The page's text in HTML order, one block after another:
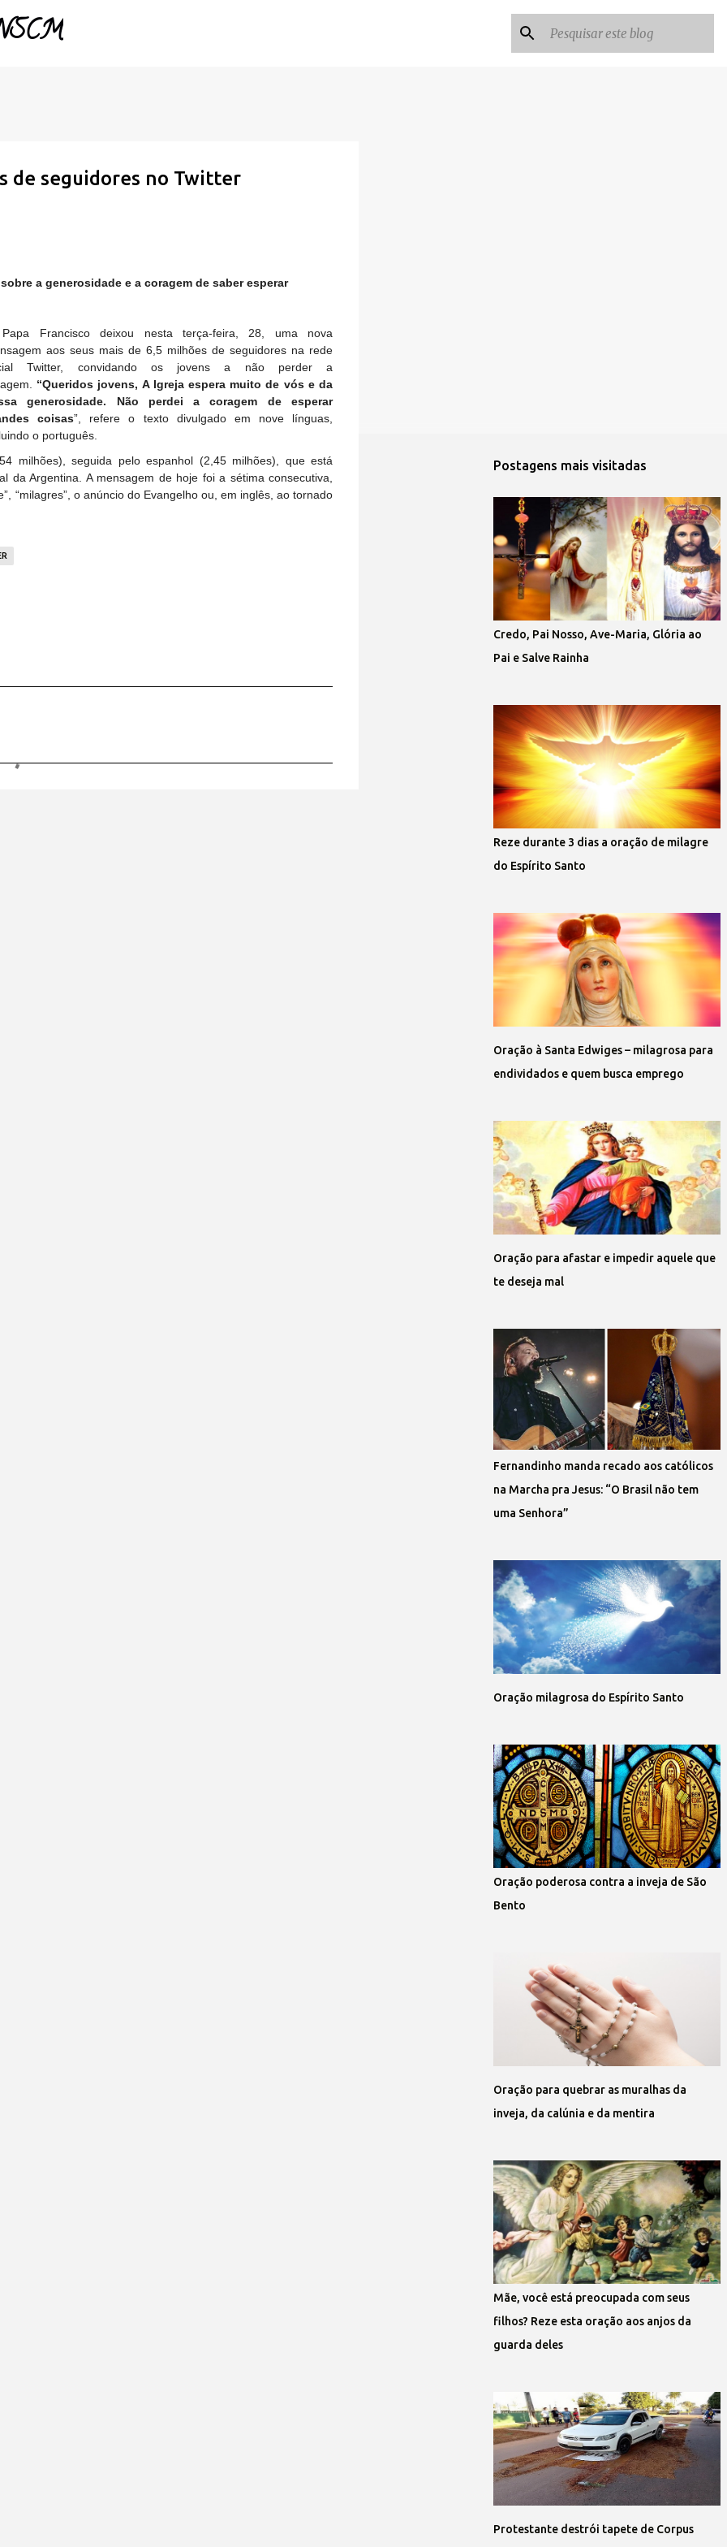
de seguidores no Twitter
a generosidade e a coragem de saber esperar
Francisco deixou nesta terça-feira, 28, uma nova
aos seus mais de 6,5 milhões de seguidores na rede
Twitter, convidando os jovens a não perder a
“Queridos jovens, A Igreja espera muito de vós e da
generosidade. Não perdei a coragem de esperar
coisas”, refere o texto divulgado em nove línguas,
o português.
milhões), seguida pelo espanhol (2,45 milhões), que está
Argentina. A mensagem de hoje foi a sétima consecutiva,
“milagres”, o anúncio do Evangelho ou, em inglês, ao tornado
Postagens mais visitadas
Credo, Pai Nosso, Ave-Maria, Glória ao
Pai e Salve Rainha
Reze durante 3 dias a oração de milagre
do Espírito Santo
Oração à Santa Edwiges – milagrosa para
endividados e quem busca emprego
Oração para afastar e impedir aquele que
te deseja mal
Fernandinho manda recado aos católicos
na Marcha pra Jesus: “O Brasil não tem
uma Senhora”
Oração milagrosa do Espírito Santo
Oração poderosa contra a inveja de São
Bento
Oração para quebrar as muralhas da
inveja, da calúnia e da mentira
Mãe, você está preocupada com seus
filhos? Reze esta oração aos anjos da
guarda deles
Protestante destrói tapete de Corpus